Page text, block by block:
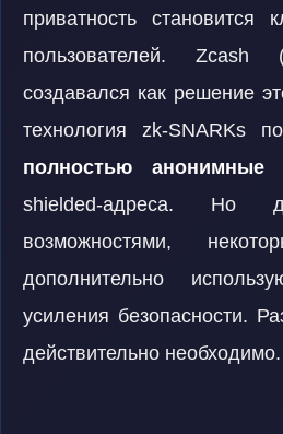
приватность становится
пользователей. Zcash
создавался как решение
технология zk-SNARKs
полностью анонимные
shielded-адреса. Но
возможностями,
дополнительно
усиления безопасности.
действительно необходимо.